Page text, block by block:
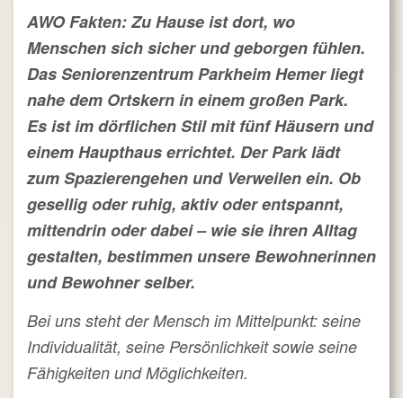
AWO Fakten: Zu Hause ist dort, wo
Menschen sich sicher und geborgen fühlen.
Das Seniorenzentrum Parkheim Hemer liegt
nahe dem Ortskern in einem großen Park.
Es ist im dörflichen Stil mit fünf Häusern und
einem Haupthaus errichtet. Der Park lädt
zum Spazierengehen und Verweilen ein. Ob
gesellig oder ruhig, aktiv oder entspannt,
mittendrin oder dabei – wie sie ihren Alltag
gestalten, bestimmen unsere Bewohnerinnen
und Bewohner selber.
Bei uns steht der Mensch im Mittelpunkt: seine
Individualität, seine Persönlichkeit sowie seine
Fähigkeiten und Möglichkeiten.